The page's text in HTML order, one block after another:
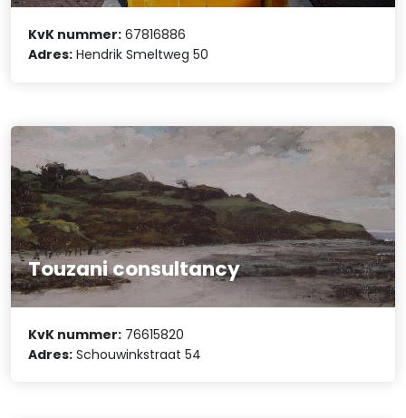
KvK nummer: 67816886
Adres: Hendrik Smeltweg 50
Touzani consultancy
KvK nummer: 76615820
Adres: Schouwinkstraat 54